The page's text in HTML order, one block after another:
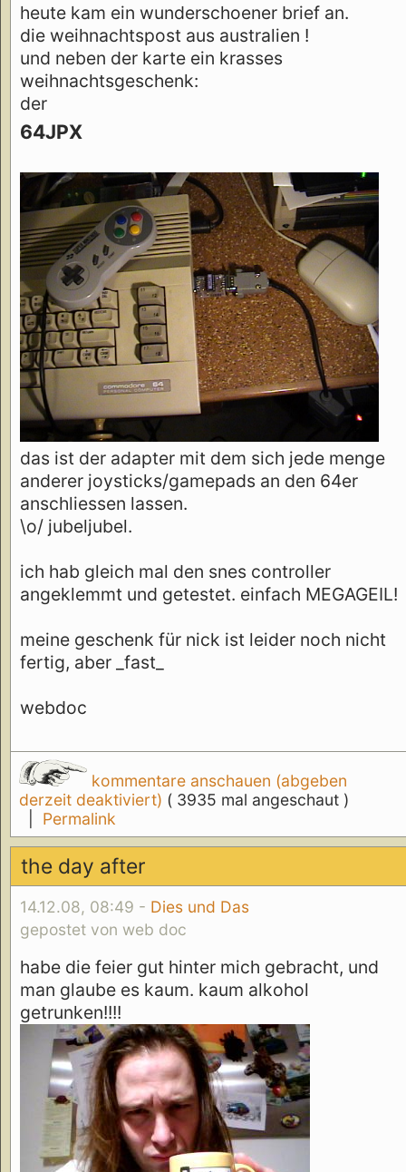
heute kam ein wunderschoener brief an.
die weihnachtspost aus australien !
und neben der karte ein krasses
weihnachtsgeschenk:
der
64JPX
das ist der adapter mit dem sich jede menge
anderer joysticks/gamepads an den 64er
anschliessen lassen.
\o/ jubeljubel.
ich hab gleich mal den snes controller
angeklemmt und getestet. einfach MEGAGEIL!
meine geschenk für nick ist leider noch nicht
fertig, aber _fast_
webdoc
kommentare anschauen (abgeben
derzeit deaktiviert) ( 3935 mal angeschaut )
Permalink
the day after
14.12.08, 08:49 - Dies und Das
gepostet von web doc
habe die feier gut hinter mich gebracht, und
man glaube es kaum. kaum alkohol
getrunken!!!!